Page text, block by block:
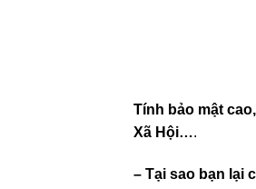
Tính bảo mật
Xã Hội….
– Tại sao bạn lại